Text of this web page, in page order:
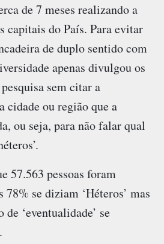
de 7 meses realizando a
capitais do País. Para evitar
de duplo sentido com
apenas divulgou os
sem citar a
cidade ou região que a
ou seja, para não falar qual
57.563 pessoas foram
78% se diziam ‘Héteros’ mas
‘eventualidade’ se